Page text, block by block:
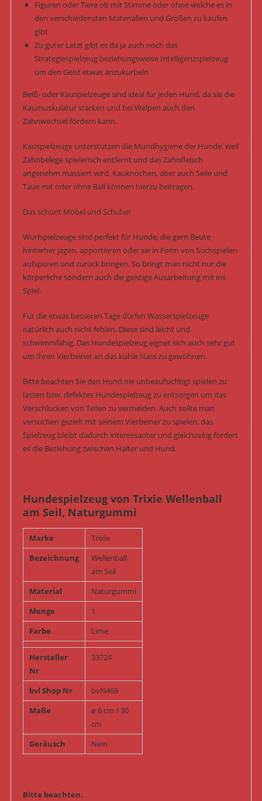
Figuren oder Tiere ob mit Stimme oder ohne welche es in
den verschiedensten Materialien und Größen zu kaufen
gibt
Zu guter Letzt gibt es da ja auch noch das
Strategiespielzeug beziehungsweise Intelligenzspielzeug
um den Geist etwas anzukurbeln
Beiß- oder Kauspielzeuge sind ideal für jeden Hund, da sie die
Kaumuskulatur stärken und bei Welpen auch den
Zahnwechsel fördern kann.
Kauspielzeuge unterstützen die Mundhygiene der Hunde, weil
Zahnbelege spielerisch entfernt und das Zahnfleisch
angenehm massiert wird. Kauknochen, aber auch Seile und
Taue mit oder ohne Ball können hierzu beitragen.
Das schont Möbel und Schuhe!
Wurfspielzeuge sind perfekt für Hunde, die gern Beute
hinterher jagen, apportieren oder sie in Form von Suchspielen
aufspüren und zurück bringen. So bringt man nicht nur die
körperliche sondern auch die geistige Ausarbeitung mit ins
Spiel.
Für die etwas besseren Tage dürfen Wasserspielzeuge
natürlich auch nicht fehlen. Diese sind leicht und
schwimmfähig. Das Hundespielzeug eignet sich auch sehr gut
um Ihren Vierbeiner an das kühle Nass zu gewöhnen.
Bitte beachten Sie den Hund nie unbeaufsichtigt spielen zu
lassen bzw. defektes Hundespielzeug zu entsorgen um das
Verschlucken von Teilen zu vermeiden. Auch sollte man
versuchen gezielt mit seinem Vierbeiner zu spielen, das
Spielzeug bleibt dadurch interessanter und gleichzeitig fördert
es die Beziehung zwischen Halter und Hund.
Hundespielzeug von Trixie Wellenball
am Seil, Naturgummi
Marke
Trixie
Bezeichnung
Wellenball
am Seil
Material
Naturgummi
Menge
1
Farbe
Lime
Hersteller
Nr
33724
bvl Shop Nr
bvl9469
Maße
ø 6 cm / 30
cm
Geräusch
Nein
Bitte beachten.